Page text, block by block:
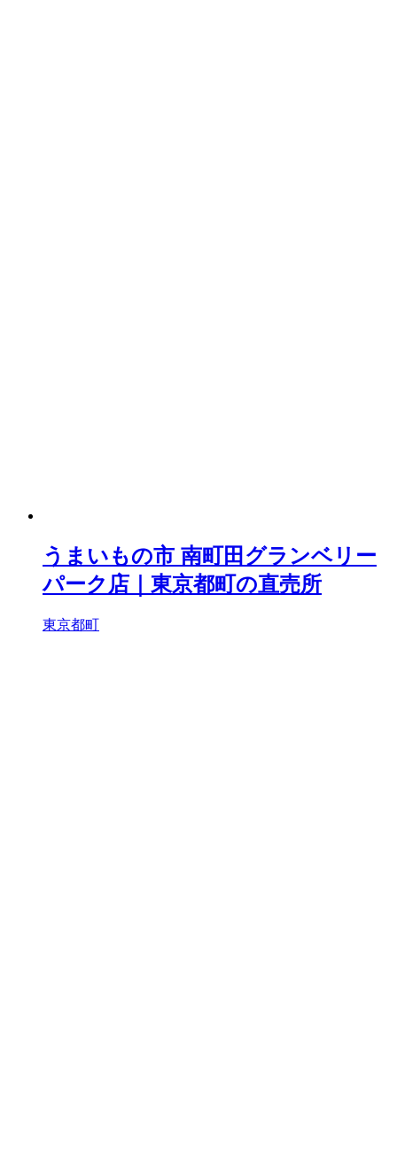
うまいもの市 南町田グランベリー
パーク店｜東京都町の直売所
東京都町